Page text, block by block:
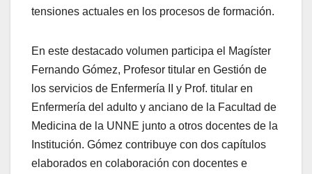
tensiones actuales en los procesos de formación.
En este destacado volumen participa el Magíster
Fernando Gómez, Profesor titular en Gestión de
los servicios de Enfermería II y Prof. titular en
Enfermería del adulto y anciano de la Facultad de
Medicina de la UNNE junto a otros docentes de la
Institución. Gómez contribuye con dos capítulos
elaborados en colaboración con docentes e